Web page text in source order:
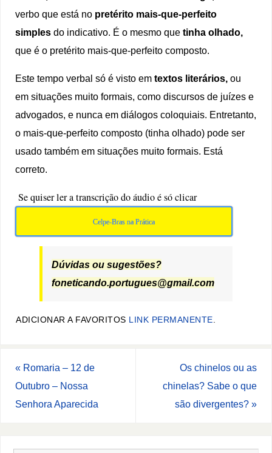
verbo que está no pretérito mais-que-perfeito
simples do indicativo. É o mesmo quetinha olhado,
que é o pretérito mais-que-perfeito composto.
Este tempo verbal só é visto emtextos literários, ou
em situações muito formais, como discursos de juízes e
advogados, e nunca em diálogos coloquiais. Entretanto,
o mais-que-perfeito composto (tinha olhado) pode ser
usado também em situações muito formais. Está
correto.
Se quiser ler a transcrição do áudio é só clicar
Celpe-Bras na Prática
Dúvidas ou sugestões?
foneticando.portugues@gmail.com
ADICIONAR A FAVORITOS LINK PERMANENTE.
« Romaria – 12 de
Outubro – Nossa
Senhora Aparecida
Os chinelos ou as
chinelas? Sabe o que
são divergentes? »